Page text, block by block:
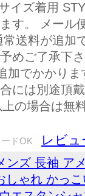
イズ着用
す。 メール
送料が追加
めご了承下
加でかかり
には別途頂
の場合は無
ドOK レビュ
ンズ 長袖 ア
しゃれ かっ